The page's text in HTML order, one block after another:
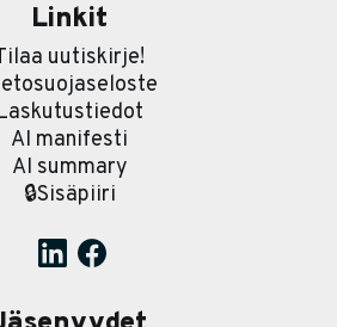
Linkit
uutiskirje!
AI manifesti
AI summary
🔒Sisäpiiri